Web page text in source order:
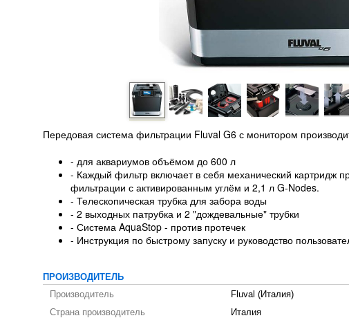
Передовая система фильтрации Fluval G6 с монитором
- для аквариумов объёмом до 600 л
- Каждый фильтр включает в себя механический картридж
фильтрации с активированным углём и 2,1 л G-Nodes.
- Телескопическая трубка для забора воды
- 2 выходных патрубка и 2 "дождевальные" трубки
- Система AquaStop - против протечек
- Инструкция по быстрому запуску и руководство
ПРОИЗВОДИТЕЛЬ
Производитель
Fluval (Италия)
Страна производитель
Италия